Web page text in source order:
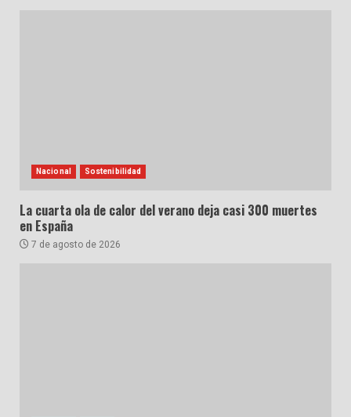
Nacional Sostenibilidad
La cuarta ola de calor del verano deja casi 300 muertes
en España
7 de agosto de 2026